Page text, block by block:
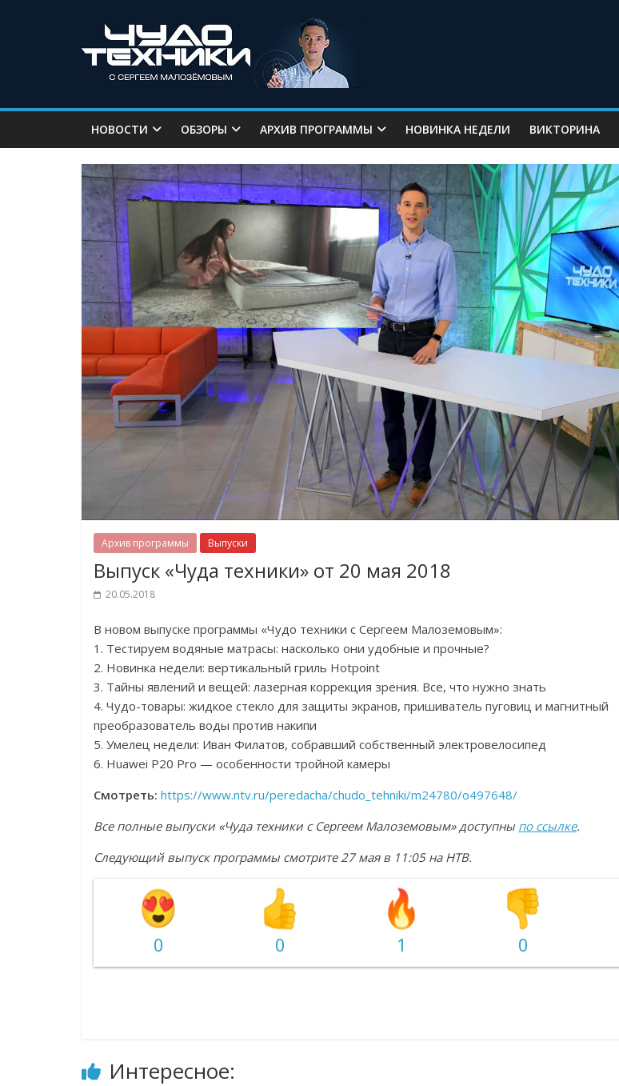
НОВОСТИ ОБЗОРЫ АРХИВ ПРОГРАММЫ НОВИНКА НЕДЕЛИ ВИКТОРИНА
Архив программы Выпуски
Выпуск «Чуда техники» от 20 мая 2018
20.05.2018
В новом выпуске программы «Чудо техники с Сергеем Малоземовым»:
1. Тестируем водяные матрасы: насколько они удобные и прочные?
2. Новинка недели: вертикальный гриль Hotpoint
3. Тайны явлений и вещей: лазерная коррекция зрения. Все, что нужно знать
4. Чудо-товары: жидкое стекло для защиты экранов, пришиватель пуговиц и магнитный
преобразователь воды против накипи
5. Умелец недели: Иван Филатов, собравший собственный электровелосипед
6. Huawei P20 Pro — особенности тройной камеры
Смотреть: https://www.ntv.ru/peredacha/chudo_tehniki/m24780/o497648/
Все полные выпуски «Чуда техники с Сергеем Малоземовым» доступны по ссылке.
Следующий выпуск программы смотрите 27 мая в 11:05 на НТВ.
0 0 1 0
Интересное: